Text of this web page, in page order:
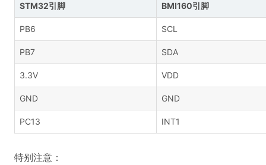
STM32引脚 BMI160引脚
PB6 SCL
PB7 SDA
3.3V VDD
GND GND
PC13 INT1
特别注意：